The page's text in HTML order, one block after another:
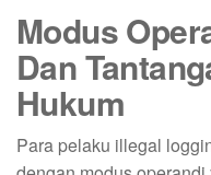
Modus
Dan
Hukum
Para pelaku illegal